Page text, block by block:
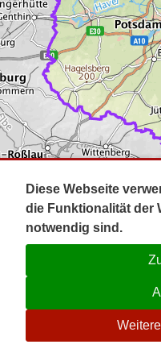
Impressum
Kontakt
Diese Webseite
die Funktionalität der
notwendig sind.